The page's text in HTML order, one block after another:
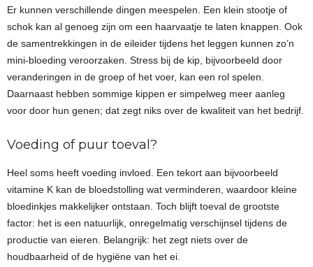
Er kunnen verschillende dingen meespelen. Een klein stootje of
schok kan al genoeg zijn om een haarvaatje te laten knappen. Ook
de samentrekkingen in de eileider tijdens het leggen kunnen zo’n
mini-bloeding veroorzaken. Stress bij de kip, bijvoorbeeld door
veranderingen in de groep of het voer, kan een rol spelen.
Daarnaast hebben sommige kippen er simpelweg meer aanleg
voor door hun genen; dat zegt niks over de kwaliteit van het bedrijf.
Voeding of puur toeval?
Heel soms heeft voeding invloed. Een tekort aan bijvoorbeeld
vitamine K kan de bloedstolling wat verminderen, waardoor kleine
bloedinkjes makkelijker ontstaan. Toch blijft toeval de grootste
factor: het is een natuurlijk, onregelmatig verschijnsel tijdens de
productie van eieren. Belangrijk: het zegt niets over de
houdbaarheid of de hygiëne van het ei.